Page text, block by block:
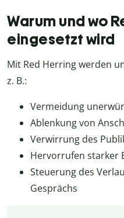
Warum und wo
eingesetzt wird
Mit Red Herring werden
z. B.:
Vermeidung
Ablenkung von
Verwirrung des
Hervorrufen starker
Steuerung des
Gesprächs